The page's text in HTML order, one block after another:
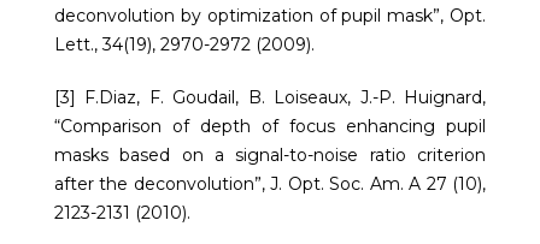
deconvolution by optimization of pupil mask”, Opt.
Lett., 34(19), 2970-2972 (2009).
[3] F.Diaz, F. Goudail, B. Loiseaux, J.-P. Huignard,
“Comparison of depth of focus enhancing pupil
masks based on a signal-to-noise ratio criterion
after the deconvolution”, J. Opt. Soc. Am. A 27 (10),
2123-2131 (2010).